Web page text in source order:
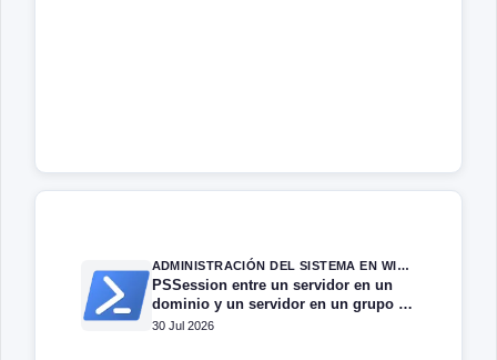
ADMINISTRACIÓN DEL SISTEMA EN WINDOWS SERVER
PSSession entre un servidor en un
dominio y un servidor en un grupo de
trabajo.
30 Jul 2026